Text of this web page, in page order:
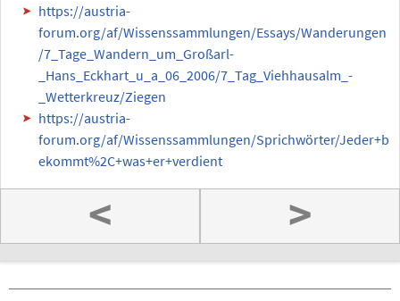
https://austria-
forum.org/af/Wissenssammlungen/Essays/Wanderungen
/7_Tage_Wandern_um_Großarl-
_Hans_Eckhart_u_a_06_2006/7_Tag_Viehhausalm_-
_Wetterkreuz/Ziegen
https://austria-
forum.org/af/Wissenssammlungen/Sprichwörter/Jeder+b
ekommt%2C+was+er+verdient
< >